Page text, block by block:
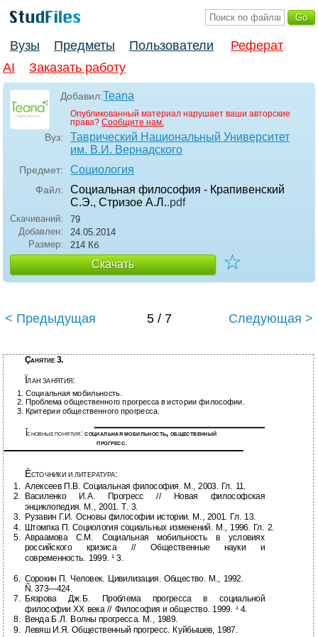
Вузы Предметы Пользователи
Реферат
AI
Заказать работу
Добавил:Teana
Опубликованный материал нарушает ваши авторские
права? Сообщите нам.
Вуз:
Таврический Национальный Университет
им. В.И. Вернадского
Предмет: Социология
Файл:
Социальная философия - Крапивенский
С.Э., Стризое А.Л..pdf
Скачиваний:
79
Добавлен:
24.05.2014
Размер:
214 Кб
Скачать ☆
< Предыдущая 5 / 7 Следующая >
ÇАНЯТИЕ 3.
ÏЛАН ЗАНЯТИЯ :
1. Социальная мобильность.
2. Проблема общественного прогресса в истории философии.
3. Критерии общественного прогресса.
ÎСНОВНЫЕ ПОНЯТИЯ :СОЦИАЛЬНАЯ МОБИЛЬНОСТЬ, ОБЩЕСТВЕННЫЙ
ПРОГРЕСС.
ÈСТОЧНИКИ И ЛИТЕРАТУРА:
1. Алексеев П.В. Социальная философия. М., 2003. Гл. 11.
2. Василенко И.А. Прогресс // Новая философская
энциклопедия. М., 2001. Т. 3.
3. Рузавин Г.И. Основы философии истории. М., 2001. Гл. 13.
4.
Штомпка П. Социология социальных изменений. М., 1996. Гл. 2.
5. Авраамова С.М. Социальная мобильность в условиях
российского кризиса // Общественные науки и
современность. 1999. ¹ 3.
6.
Сорокин П. Человек. Цивилизация. Общество. М., 1992.
Ñ. 373—424.
7. Бязрова Дж.Б. Проблема прогресса в социальной
философии ХХ века // Философия и общество. 1999. ¹ 4.
8. Венда Б.Л. Волны прогресса. М., 1989.
9.
Левяш И.Я. Общественный прогресс. Куйбышев, 1987.